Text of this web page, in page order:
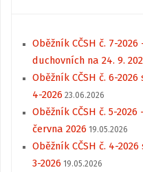
Oběžník CČSH č. 7-
duchovních na 24. 9.
Oběžník CČSH č. 6-
4-2026 23.06.2026
Oběžník CČSH č. 5-
června 2026 19.05.2026
Oběžník CČSH č. 4-
3-2026 19.05.2026